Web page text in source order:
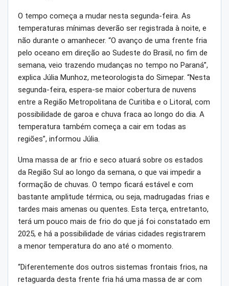
O tempo começa a mudar nesta segunda-feira. As
temperaturas mínimas deverão ser registrada à noite, e
não durante o amanhecer. “O avanço de uma frente fria
pelo oceano em direção ao Sudeste do Brasil, no fim de
semana, veio trazendo mudanças no tempo no Paraná”,
explica Júlia Munhoz, meteorologista do Simepar. “Nesta
segunda-feira, espera-se maior cobertura de nuvens
entre a Região Metropolitana de Curitiba e o Litoral, com
possibilidade de garoa e chuva fraca ao longo do dia. A
temperatura também começa a cair em todas as
regiões”, informou Júlia.
Uma massa de ar frio e seco atuará sobre os estados
da Região Sul ao longo da semana, o que vai impedir a
formação de chuvas. O tempo ficará estável e com
bastante amplitude térmica, ou seja, madrugadas frias e
tardes mais amenas ou quentes. Esta terça, entretanto,
terá um pouco mais de frio do que já foi constatado em
2025, e há a possibilidade de várias cidades registrarem
a menor temperatura do ano até o momento.
“Diferentemente dos outros sistemas frontais frios, na
retaguarda desta frente fria há uma massa de ar com